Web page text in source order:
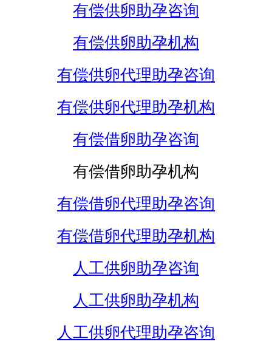
有偿供卵助孕咨询
有偿供卵助孕机构
有偿供卵代理助孕咨询
有偿供卵代理助孕机构
有偿借卵助孕咨询
有偿借卵助孕机构
有偿借卵代理助孕咨询
有偿借卵代理助孕机构
人工供卵助孕咨询
人工供卵助孕机构
人工供卵代理助孕咨询